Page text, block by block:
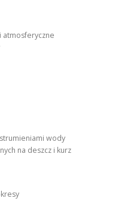
atmosferyczne
wody
na deszcz i kurz